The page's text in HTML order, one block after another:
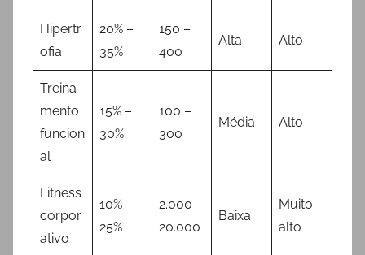
Hipertr
ofia
20% –
35%
150 –
400
Alta Alto
Treina
mento
funcion
al
15% –
30%
100 –
300
Média Alto
Fitness
corpor
ativo
10% –
25%
2.000 –
20.000
Baixa
Muito
alto